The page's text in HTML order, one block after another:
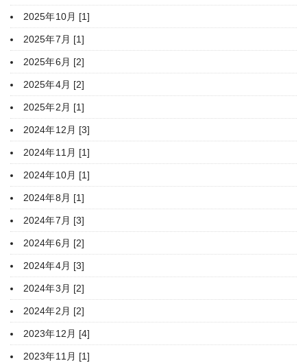
2025年10月 [1]
2025年7月 [1]
2025年6月 [2]
2025年4月 [2]
2025年2月 [1]
2024年12月 [3]
2024年11月 [1]
2024年10月 [1]
2024年8月 [1]
2024年7月 [3]
2024年6月 [2]
2024年4月 [3]
2024年3月 [2]
2024年2月 [2]
2023年12月 [4]
2023年11月 [1]